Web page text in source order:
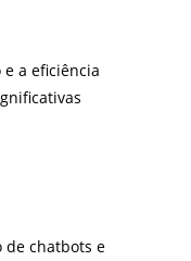
e a eficiência
de chatbots e